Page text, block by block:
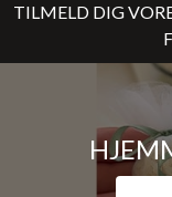
TILMELD DIG